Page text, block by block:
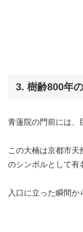
3. 樹齢800年
青蓮院の門前には、
この大楠は京都市天
のシンボルとして有
入口に立った瞬間か